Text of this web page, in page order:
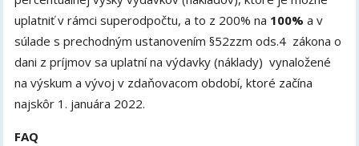
uplatniť v rámci superodpočtu, a to z 200% na 100% a v
súlade s prechodným ustanovením §52zzm ods.4 zákona o
dani z príjmov sa uplatní na výdavky (náklady) vynaložené
na výskum a vývoj v zdaňovacom období, ktoré začína
najskôr 1. januára 2022.
FAQ